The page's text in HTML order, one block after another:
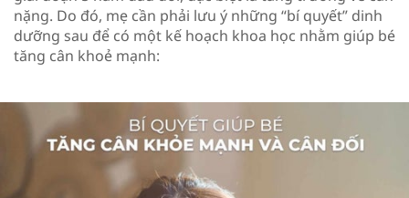
nặng. Do đó, mẹ cần phải lưu ý những “bí quyết” dinh
dưỡng sau để có một kế hoạch khoa học nhằm giúp bé
tăng cân khoẻ mạnh: